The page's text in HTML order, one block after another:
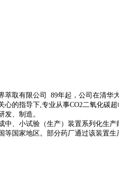
取有限公司 89年起，公司在清华
心的指导下,专业从事CO2二氧化碳
发、制造。
、小试验（生产）装置系列化生产
等国家地区。部分药厂通过该装置